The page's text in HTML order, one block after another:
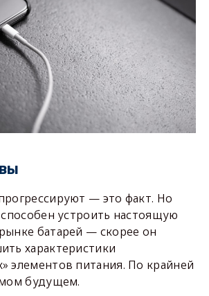
— это факт. Но
устроить настоящую
батарей — скорее он
характеристики
элементов питания. По крайней
будущем.